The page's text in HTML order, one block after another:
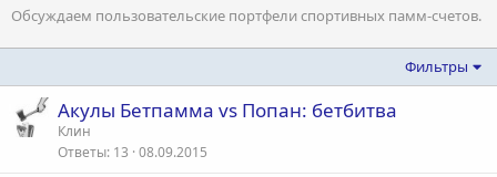
Обсуждаем пользовательские портфели спортивных памм-счетов.
Фильтры
Акулы Бетпамма vs Попан: бетбитва
Клин
Ответы 13 08.09.2015